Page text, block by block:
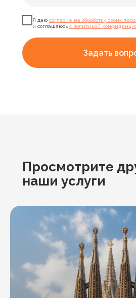
Я даю согласие на обработку своих
и соглашаюсь с политикой
Задать
Просмотрите
наши услуги